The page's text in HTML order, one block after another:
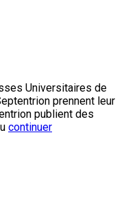
Universitaires de
prennent leur
publient des
continuer